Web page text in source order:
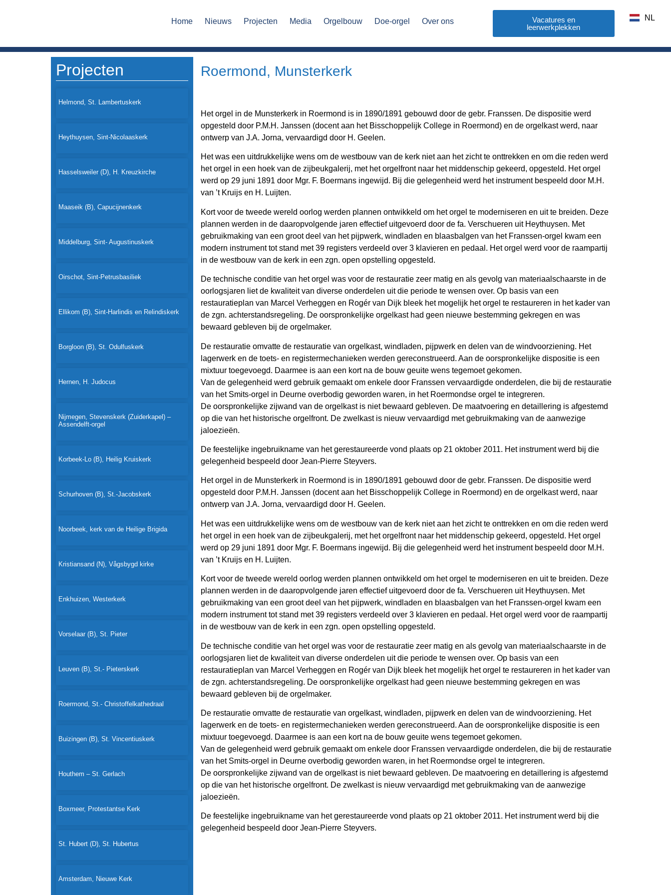
Home Nieuws Projecten Media Orgelbouw Doe-orgel Over ons
Vacatures en
leerwerkplekken
NL
FR
Projecten
Helmond, St. Lambertuskerk
Heythuysen, Sint-Nicolaaskerk
Hasselsweiler (D), H. Kreuzkirche
Maaseik (B), Capucijnenkerk
Middelburg, Sint- Augustinuskerk
Oirschot, Sint-Petrusbasiliek
Ellikom (B), Sint-Harlindis en Relindiskerk
Borgloon (B), St. Odulfuskerk
Hernen, H. Judocus
Nijmegen, Stevenskerk (Zuiderkapel) –
Assendelft-orgel
Korbeek-Lo (B), Heilig Kruiskerk
Schurhoven (B), St.-Jacobskerk
Noorbeek, kerk van de Heilige Brigida
Kristiansand (N), Vågsbygd kirke
Enkhuizen, Westerkerk
Vorselaar (B), St. Pieter
Leuven (B), St.- Pieterskerk
Roermond, St.- Christoffelkathedraal
Buizingen (B), St. Vincentiuskerk
Houthem – St. Gerlach
Boxmeer, Protestantse Kerk
St. Hubert (D), St. Hubertus
Amsterdam, Nieuwe Kerk
Roermond, Munsterkerk
Het orgel in de Munsterkerk in Roermond is in 1890/1891 gebouwd door de gebr. Franssen. De dispositie werd
opgesteld door P.M.H. Janssen (docent aan het Bisschoppelijk College in Roermond) en de orgelkast werd, naar
ontwerp van J.A. Jorna, vervaardigd door H. Geelen.
Het was een uitdrukkelijke wens om de westbouw van de kerk niet aan het zicht te onttrekken en om die reden werd
het orgel in een hoek van de zijbeukgalerij, met het orgelfront naar het middenschip gekeerd, opgesteld. Het orgel
werd op 29 juni 1891 door Mgr. F. Boermans ingewijd. Bij die gelegenheid werd het instrument bespeeld door M.H.
van ’t Kruijs en H. Luijten.
Kort voor de tweede wereld oorlog werden plannen ontwikkeld om het orgel te moderniseren en uit te breiden. Deze
plannen werden in de daaropvolgende jaren effectief uitgevoerd door de fa. Verschueren uit Heythuysen. Met
gebruikmaking van een groot deel van het pijpwerk, windladen en blaasbalgen van het Franssen-orgel kwam een
modern instrument tot stand met 39 registers verdeeld over 3 klavieren en pedaal. Het orgel werd voor de raampartij
in de westbouw van de kerk in een zgn. open opstelling opgesteld.
De technische conditie van het orgel was voor de restauratie zeer matig en als gevolg van materiaalschaarste in de
oorlogsjaren liet de kwaliteit van diverse onderdelen uit die periode te wensen over. Op basis van een
restauratieplan van Marcel Verheggen en Rogér van Dijk bleek het mogelijk het orgel te restaureren in het kader van
de zgn. achterstandsregeling. De oorspronkelijke orgelkast had geen nieuwe bestemming gekregen en was
bewaard gebleven bij de orgelmaker.
De restauratie omvatte de restauratie van orgelkast, windladen, pijpwerk en delen van de windvoorziening. Het
lagerwerk en de toets- en registermechanieken werden gereconstrueerd. Aan de oorspronkelijke dispositie is een
mixtuur toegevoegd. Daarmee is aan een kort na de bouw geuite wens tegemoet gekomen.
Van de gelegenheid werd gebruik gemaakt om enkele door Franssen vervaardigde onderdelen, die bij de restauratie
van het Smits-orgel in Deurne overbodig geworden waren, in het Roermondse orgel te integreren.
De oorspronkelijke zijwand van de orgelkast is niet bewaard gebleven. De maatvoering en detaillering is afgestemd
op die van het historische orgelfront. De zwelkast is nieuw vervaardigd met gebruikmaking van de aanwezige
jaloezieën.
De feestelijke ingebruikname van het gerestaureerde vond plaats op 21 oktober 2011. Het instrument werd bij die
gelegenheid bespeeld door Jean-Pierre Steyvers.
Het orgel in de Munsterkerk in Roermond is in 1890/1891 gebouwd door de gebr. Franssen. De dispositie werd
opgesteld door P.M.H. Janssen (docent aan het Bisschoppelijk College in Roermond) en de orgelkast werd, naar
ontwerp van J.A. Jorna, vervaardigd door H. Geelen.
Het was een uitdrukkelijke wens om de westbouw van de kerk niet aan het zicht te onttrekken en om die reden werd
het orgel in een hoek van de zijbeukgalerij, met het orgelfront naar het middenschip gekeerd, opgesteld. Het orgel
werd op 29 juni 1891 door Mgr. F. Boermans ingewijd. Bij die gelegenheid werd het instrument bespeeld door M.H.
van ’t Kruijs en H. Luijten.
Kort voor de tweede wereld oorlog werden plannen ontwikkeld om het orgel te moderniseren en uit te breiden. Deze
plannen werden in de daaropvolgende jaren effectief uitgevoerd door de fa. Verschueren uit Heythuysen. Met
gebruikmaking van een groot deel van het pijpwerk, windladen en blaasbalgen van het Franssen-orgel kwam een
modern instrument tot stand met 39 registers verdeeld over 3 klavieren en pedaal. Het orgel werd voor de raampartij
in de westbouw van de kerk in een zgn. open opstelling opgesteld.
De technische conditie van het orgel was voor de restauratie zeer matig en als gevolg van materiaalschaarste in de
oorlogsjaren liet de kwaliteit van diverse onderdelen uit die periode te wensen over. Op basis van een
restauratieplan van Marcel Verheggen en Rogér van Dijk bleek het mogelijk het orgel te restaureren in het kader van
de zgn. achterstandsregeling. De oorspronkelijke orgelkast had geen nieuwe bestemming gekregen en was
bewaard gebleven bij de orgelmaker.
De restauratie omvatte de restauratie van orgelkast, windladen, pijpwerk en delen van de windvoorziening. Het
lagerwerk en de toets- en registermechanieken werden gereconstrueerd. Aan de oorspronkelijke dispositie is een
mixtuur toegevoegd. Daarmee is aan een kort na de bouw geuite wens tegemoet gekomen.
Van de gelegenheid werd gebruik gemaakt om enkele door Franssen vervaardigde onderdelen, die bij de restauratie
van het Smits-orgel in Deurne overbodig geworden waren, in het Roermondse orgel te integreren.
De oorspronkelijke zijwand van de orgelkast is niet bewaard gebleven. De maatvoering en detaillering is afgestemd
op die van het historische orgelfront. De zwelkast is nieuw vervaardigd met gebruikmaking van de aanwezige
jaloezieën.
De feestelijke ingebruikname van het gerestaureerde vond plaats op 21 oktober 2011. Het instrument werd bij die
gelegenheid bespeeld door Jean-Pierre Steyvers.